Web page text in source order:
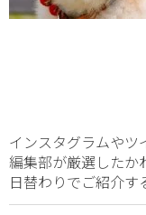
インスタグラムやツ
編集部が厳選したか
日替わりでご紹介す